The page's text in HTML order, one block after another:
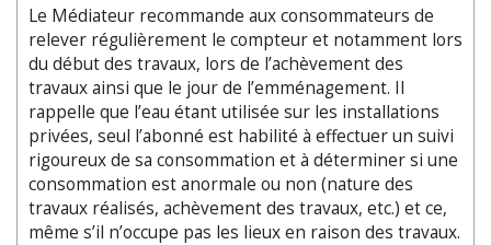
Le Médiateur recommande aux consommateurs de
relever régulièrement le compteur et notamment lors
du début des travaux, lors de l’achèvement des
travaux ainsi que le jour de l’emménagement. Il
rappelle que l’eau étant utilisée sur les installations
privées, seul l’abonné est habilité à effectuer un suivi
rigoureux de sa consommation et à déterminer si une
consommation est anormale ou non (nature des
travaux réalisés, achèvement des travaux, etc.) et ce,
même s’il n’occupe pas les lieux en raison des travaux.